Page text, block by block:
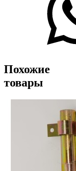
Похожие
товары